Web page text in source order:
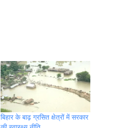
बिहार के बाढ़ ग्रसित क्षेत्रों में सरकार